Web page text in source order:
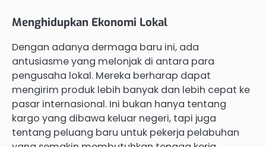
Menghidupkan Ekonomi Lokal
Dengan adanya dermaga baru ini, ada
antusiasme yang melonjak di antara para
pengusaha lokal. Mereka berharap dapat
mengirim produk lebih banyak dan lebih cepat ke
pasar internasional. Ini bukan hanya tentang
kargo yang dibawa keluar negeri, tapi juga
tentang peluang baru untuk pekerja pelabuhan